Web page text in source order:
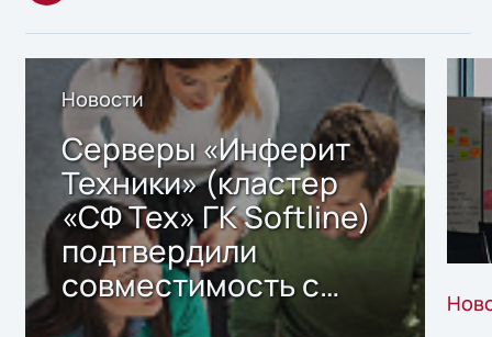
Новости
Серверы «Инферит
Техники» (кластер
«СФ Тех» ГК Softline)
подтвердили
совместимость с
решением Sharx